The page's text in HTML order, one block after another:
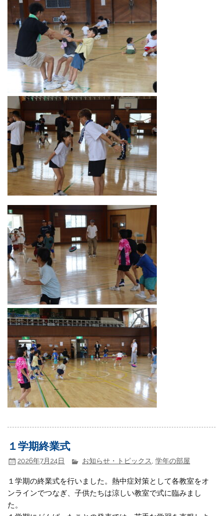
１学期終業式
2026年7月24日 お知らせ・トピックス,学年の部屋
１学期の終業式を行いました。熱中症対策として各教室をオ
ンラインでつなぎ、子供たちは涼しい教室で式に臨みまし
た。